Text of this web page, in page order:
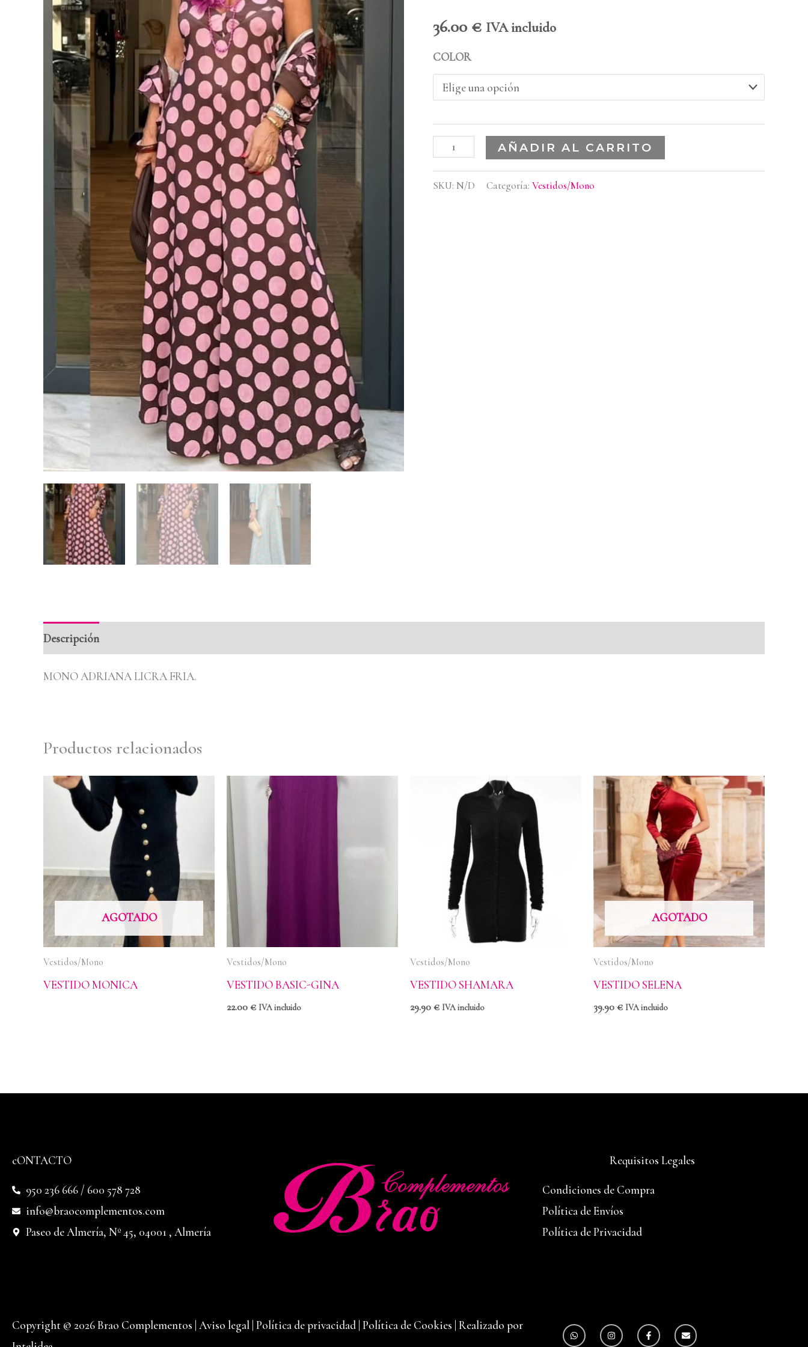
36.00 € IVA incluido
COLOR
AÑADIR AL CARRITO
SKU: N/D Categoría: Vestidos/Mono
Descripción
MONO ADRIANA LICRA FRIA.
Productos relacionados
AGOTADO
Vestidos/Mono
VESTIDO MONICA
Vestidos/Mono
VESTIDO BASIC-GINA
22.00€ IVA incluido
Vestidos/Mono
VESTIDO SHAMARA
29.90€ IVA incluido
AGOTADO
Vestidos/Mono
VESTIDO SELENA
39.90€ IVA incluido
cONTACTO
950 236 666 / 600 578 728
info@braocomplementos.com
Paseo de Almería, Nº 45, 04001 , Almería
Requisitos Legales
Condiciones de Compra
Política de Envíos
Política de Privacidad
Copyright © 2026 Brao Complementos | Aviso legal Política de privacidad Política de Cookies Realizado por
W
h
a
I
n
s
F
a
c
E
n
v